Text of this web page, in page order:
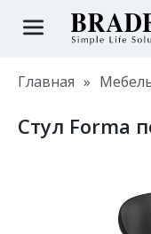
Главная »
Стул Forma